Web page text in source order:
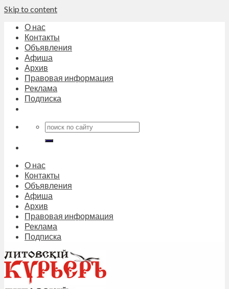
Skip to content
О нас
Контакты
Объявления
Афиша
Архив
Правовая информация
Реклама
Подписка
О нас
Контакты
Объявления
Афиша
Архив
Правовая информация
Реклама
Подписка